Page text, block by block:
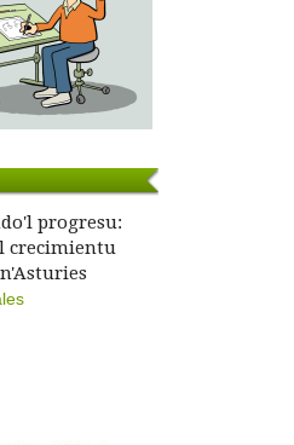
progresu:
crecimientu